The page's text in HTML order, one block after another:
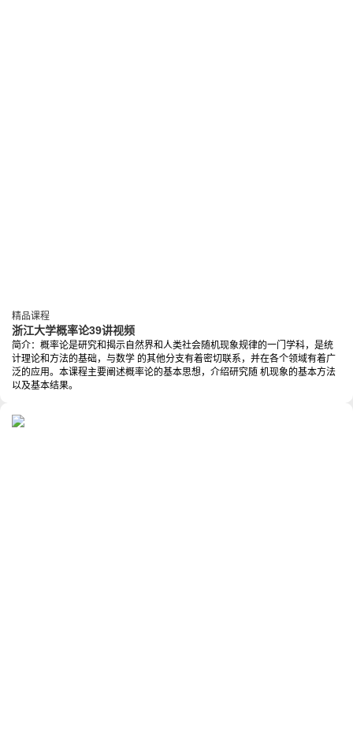
精品课程
浙江大学概率论39讲视频
简介：概率论是研究和揭示自然界和人类社会随机现象规律的一门学科，是统
计理论和方法的基础，与数学 的其他分支有着密切联系，并在各个领域有着广
泛的应用。本课程主要阐述概率论的基本思想，介绍研究随 机现象的基本方法
以及基本结果。